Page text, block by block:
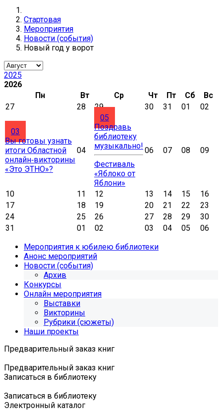
Стартовая
Мероприятия
Новости (события)
Новый год у ворот
2025
2026
Пн
Вт Ср Чт Пт Сб
Вс
27
28 29 30 31 01 02
03
Вы готовы узнать
итоги Областной
онлайн‑викторины
«Это ЭТНО»?
04
05
Поздравь
библиотеку
музыкально!
Фестиваль
«Яблоко от
Яблони»
06 07 08 09
10 11 12 13 14 15
16
17
18 19 20 21 22
23
24
25 26 27 28 29
30
31
01 02 03 04 05
06
Мероприятия к юбилею библиотеки
Анонс мероприятий
Новости (события)
Архив
Конкурсы
Онлайн мероприятия
Выставки
Викторины
Рубрики (сюжеты)
Наши проекты
Предварительный заказ книг
Предварительный заказ книг
Записаться в библиотеку
Записаться в библиотеку
Электронный каталог